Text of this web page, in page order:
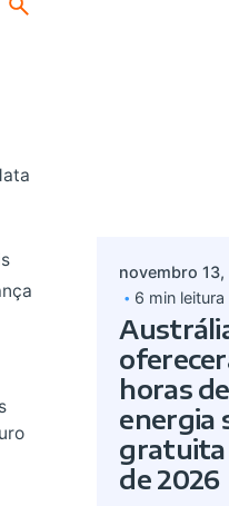
novembro 13,
6 min leitura
horas de
energia
de 2026